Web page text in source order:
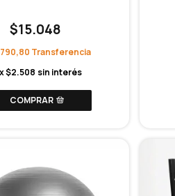
$15.048
x$2.508 sin interés
COMPRAR